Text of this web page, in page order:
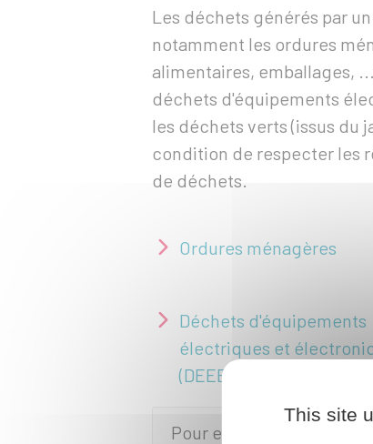
Les déchets générés par
notamment les ordures
alimentaires, emballages,
déchets d'équipements
les déchets verts (issus du
condition de respecter les
de déchets.
Ordures ménagères
Déchets d'équipements
électriques et
(DEEE ou D3E)
Pour en savoir plus
This site